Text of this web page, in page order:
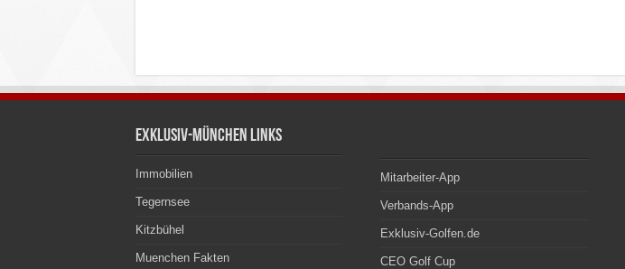
Exklusiv-München Links
Immobilien
Tegernsee
Kitzbühel
Muenchen Fakten
Mitarbeiter-App
Verbands-App
Exklusiv-Golfen.de
CEO Golf Cup